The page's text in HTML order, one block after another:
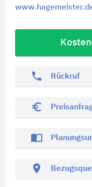
phone Rückruf
euro_symbol
import_contacts
location_on